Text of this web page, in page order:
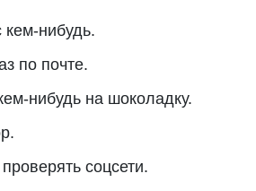
кем-нибудь.
по почте.
нибудь на шоколадку.
соцсети.